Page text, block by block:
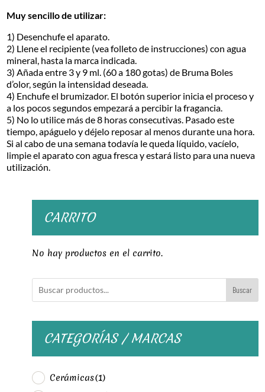
Muy sencillo de utilizar:
1) Desenchufe el aparato.
2) Llene el recipiente (vea folleto de instrucciones) con agua
mineral, hasta la marca indicada.
3) Añada entre 3 y 9 ml. (60 a 180 gotas) de Bruma Boles
d’olor, según la intensidad deseada.
4) Enchufe el brumizador. El botón superior inicia el proceso y
a los pocos segundos empezará a percibir la fragancia.
5) No lo utilice más de 8 horas consecutivas. Pasado este
tiempo, apáguelo y déjelo reposar al menos durante una hora.
Si al cabo de una semana todavía le queda líquido, vacíelo,
limpie el aparato con agua fresca y estará listo para una nueva
utilización.
CARRITO
No hay productos en el carrito.
Buscar
CATEGORÍAS / MARCAS
Cerámicas(1)